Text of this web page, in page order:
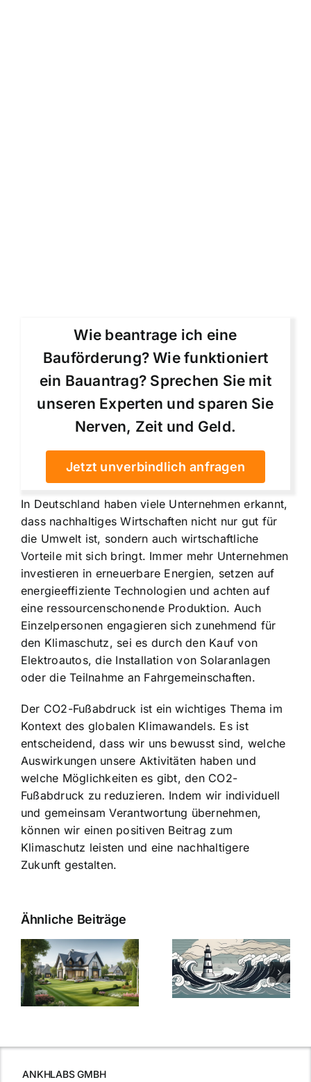
Wie beantrage ich eine
Bauförderung? Wie funktioniert
ein Bauantrag? Sprechen Sie mit
unseren Experten und sparen Sie
Nerven, Zeit und Geld.
Jetzt unverbindlich anfragen
In Deutschland haben viele Unternehmen erkannt,
dass nachhaltiges Wirtschaften nicht nur gut für
die Umwelt ist, sondern auch wirtschaftliche
Vorteile mit sich bringt. Immer mehr Unternehmen
investieren in erneuerbare Energien, setzen auf
energieeffiziente Technologien und achten auf
eine ressourcenschonende Produktion. Auch
Einzelpersonen engagieren sich zunehmend für
den Klimaschutz, sei es durch den Kauf von
Elektroautos, die Installation von Solaranlagen
oder die Teilnahme an Fahrgemeinschaften.
Der CO2-Fußabdruck ist ein wichtiges Thema im
Kontext des globalen Klimawandels. Es ist
entscheidend, dass wir uns bewusst sind, welche
Auswirkungen unsere Aktivitäten haben und
welche Möglichkeiten es gibt, den CO2-
Fußabdruck zu reduzieren. Indem wir individuell
und gemeinsam Verantwortung übernehmen,
können wir einen positiven Beitrag zum
Klimaschutz leisten und eine nachhaltigere
Zukunft gestalten.
Ähnliche Beiträge
Bauzinsen im
Sturm: Die
aktuelle
Entwicklung
Die Evolution
der
Bauzinsen: Ein
Blick in die
ANKHLABS GMBH